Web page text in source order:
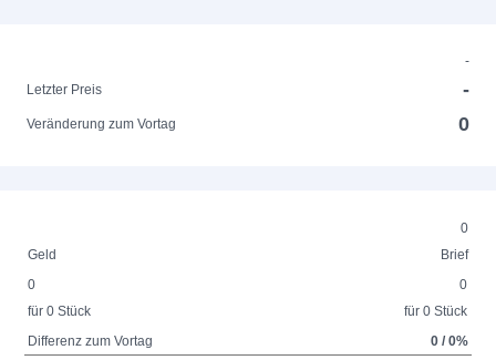
-
Letzter Preis
-
Veränderung zum Vortag 0
0
Geld
Brief
0
für 0 Stück
0
für 0 Stück
Differenz zum Vortag
0 / 0%